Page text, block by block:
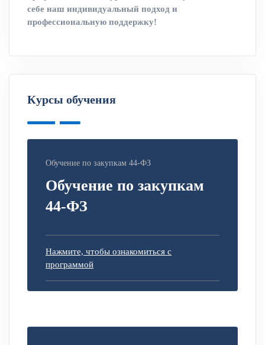
себе наш индивидуальный подход и
профессиональную поддержку!
Курсы обучения
Обучение по закупкам 44-ФЗ
Обучение по закупкам
44-ФЗ
Нажмите, чтобы ознакомиться с
программой